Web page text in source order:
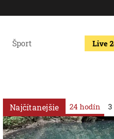
Šport Live
Najčítanejšie 24 hodín